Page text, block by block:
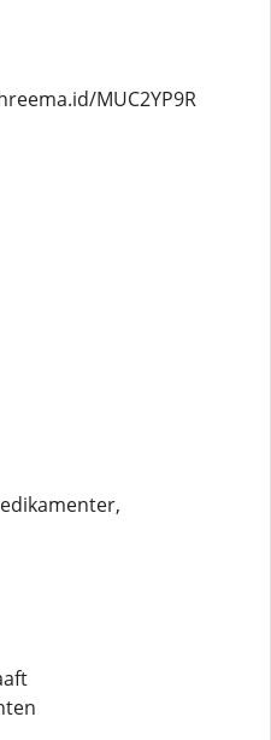
MUC2YP9R